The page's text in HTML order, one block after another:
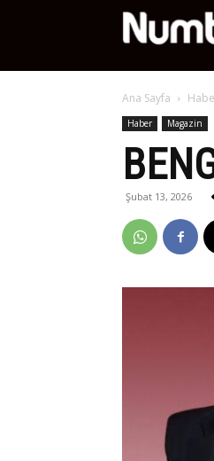
Ana Sayfa
Haber Magazin
Şubat 13, 2026